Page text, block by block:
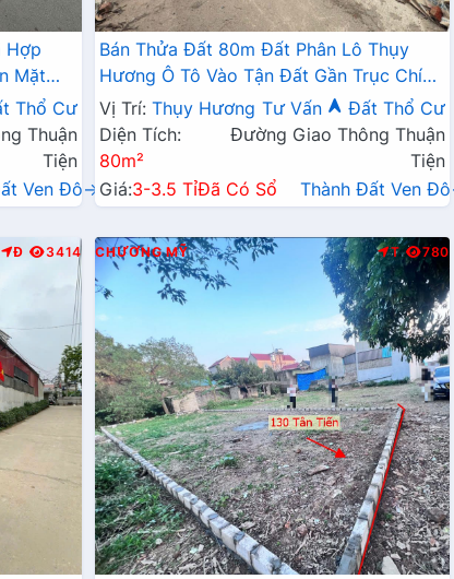
Hợp
Mặt
Thổ Cư
Thuận
Tiện
Ven Đô→
Bán Thửa Đất 80m Đất Phân Lô Thụy
Hương Ô Tô Vào Tận Đất Gần Trục Chính
Kinh Doanh Liên Huyện
Vị Trí: Thụy Hương Tư Vấn
Đất Thổ Cư
Diện Tích:
80m²
Đường Giao Thông Thuận
Tiện
Giá:3-3.5 TỉĐã Có Sổ Thành Đất Ven
Đ 3414 CHƯƠNG MỸ T 780